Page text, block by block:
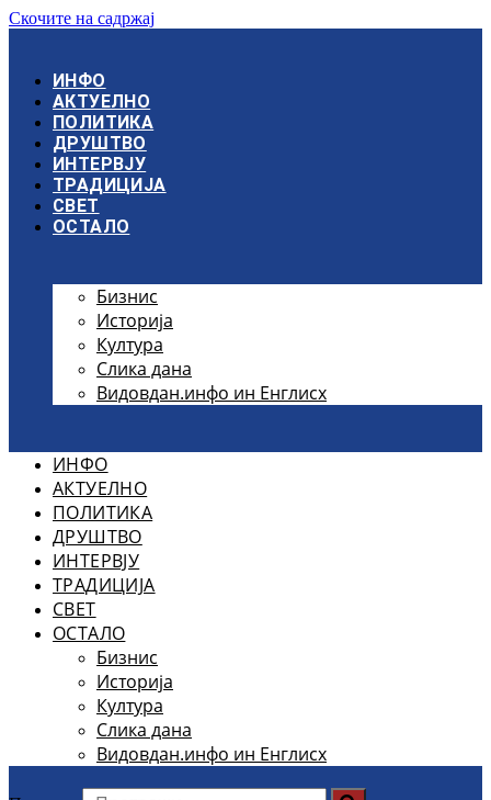
Скочите на садржај
ИНФО
АКТУЕЛНО
ПОЛИТИКА
ДРУШТВО
ИНТЕРВЈУ
ТРАДИЦИЈА
СВЕТ
ОСТАЛО
Бизнис
Историја
Култура
Слика дана
Видовдан.инфо ин Енглисх
ИНФО
АКТУЕЛНО
ПОЛИТИКА
ДРУШТВО
ИНТЕРВЈУ
ТРАДИЦИЈА
СВЕТ
ОСТАЛО
Бизнис
Историја
Култура
Слика дана
Видовдан.инфо ин Енглисх